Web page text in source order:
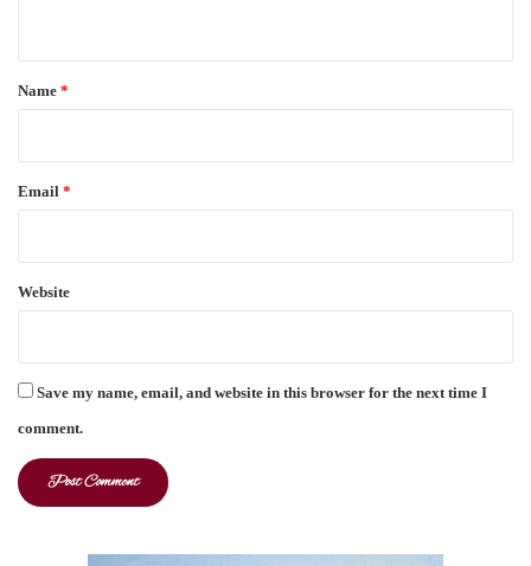
*
Name *
Email *
Website
Save my name, email, and website in this browser for the next time I
comment.